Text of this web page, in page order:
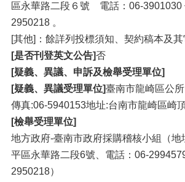
區永華路二段６號 電話：06-3901030
2950218 。
[其他]：餘詳列投標須知、契約稿本及
[是否刊登英文公告]否
[疑義、異議、申訴及檢舉受理單位]
[疑義、異議受理單位]臺南市龍崎區公
傳真:06-5940153地址:台南市龍崎區崎
[檢舉受理單位]
地方政府-臺南市政府採購稽核小組（地
平區永華路二段6號、電話：06-
2950218）